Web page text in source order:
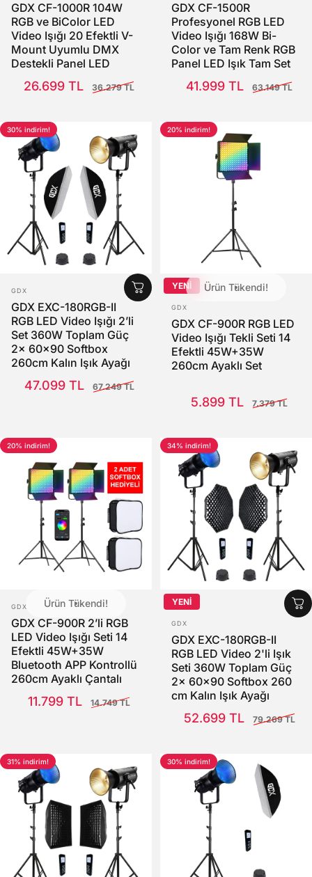
GDX CF-1000R 104W
RGB ve BiColor LED
Video Işığı 20 Efektli V-
Mount Uyumlu DMX
Destekli Panel LED
26.699 TL
36.279 TL
GDX CF-1500R
Profesyonel RGB LED
Video Işığı 168W Bi-
Color ve Tam Renk RGB
Panel LED Işık Tam Set
41.999 TL
63.149 TL
30% indirim!
SATICI:
GDX
GDX EXC-180RGB-II
RGB LED Video Işığı 2’li
Set 360W Toplam Güç
2x 60x90 Softbox
260cm Kalın Işık Ayağı
47.099 TL
67.249 TL
20% indirim!
Ürün Tükendi!
YENİ
SATICI:
GDX
GDX CF-900R RGB LED
Video Işığı Tekli Seti 14
Efektli 45W+35W
260cm Ayaklı Set
5.899 TL
7.379 TL
20% indirim!
Ürün Tükendi!
SATICI:
GDX
GDX CF-900R 2’li RGB
LED Video Işığı Seti 14
Efektli 45W+35W
Bluetooth APP Kontrollü
260cm Ayaklı Çantalı
11.799 TL
14.749 TL
34% indirim!
YENİ
SATICI:
GDX
GDX EXC-180RGB-II
RGB LED Video 2'li Işık
Seti 360W Toplam Güç
2x 60x90 Softbox 260
cm Kalın Işık Ayağı
52.699 TL
79.269 TL
31% indirim! 30% indirim!